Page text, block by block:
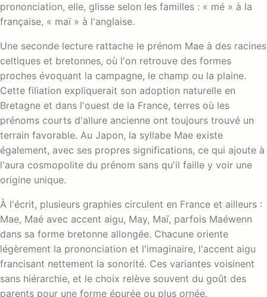
prononciation, elle, glisse selon les familles : « mé » à la
française, « maï » à l'anglaise.
Une seconde lecture rattache le prénom Mae à des racines
celtiques et bretonnes, où l'on retrouve des formes
proches évoquant la campagne, le champ ou la plaine.
Cette filiation expliquerait son adoption naturelle en
Bretagne et dans l'ouest de la France, terres où les
prénoms courts d'allure ancienne ont toujours trouvé un
terrain favorable. Au Japon, la syllabe Mae existe
également, avec ses propres significations, ce qui ajoute à
l'aura cosmopolite du prénom sans qu'il faille y voir une
origine unique.
À l'écrit, plusieurs graphies circulent en France et ailleurs :
Mae, Maé avec accent aigu, May, Maï, parfois Maéwenn
dans sa forme bretonne allongée. Chacune oriente
légèrement la prononciation et l'imaginaire, l'accent aigu
francisant nettement la sonorité. Ces variantes voisinent
sans hiérarchie, et le choix relève souvent du goût des
parents pour une forme épurée ou plus ornée.